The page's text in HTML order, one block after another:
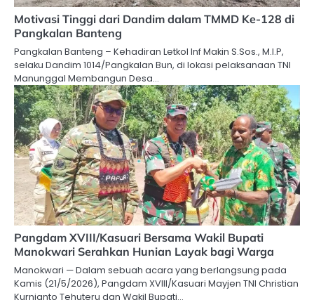
Motivasi Tinggi dari Dandim dalam TMMD Ke-128 di
Pangkalan Banteng
Pangkalan Banteng – Kehadiran Letkol Inf Makin S.Sos., M.I.P,
selaku Dandim 1014/Pangkalan Bun, di lokasi pelaksanaan TNI
Manunggal Membangun Desa…
Pangdam XVIII/Kasuari Bersama Wakil Bupati
Manokwari Serahkan Hunian Layak bagi Warga
Manokwari — Dalam sebuah acara yang berlangsung pada
Kamis (21/5/2026), Pangdam XVIII/Kasuari Mayjen TNI Christian
Kurnianto Tehuteru dan Wakil Bupati…